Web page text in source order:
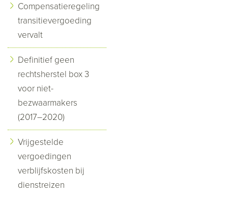
Compensatieregeling
transitievergoeding
vervalt
Definitief geen
rechtsherstel box 3
voor niet-
bezwaarmakers
(2017–2020)
Vrijgestelde
vergoedingen
verblijfskosten bij
dienstreizen